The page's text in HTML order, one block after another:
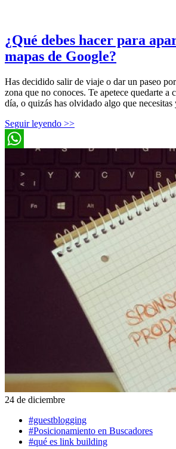
¿Qué debes hacer para
mapas de Google?
Has decidido salir de viaje o dar un paseo
zona que no conoces. Te apetece quedarte a
día, o quizás has olvidado algo que necesitas
Seguir leyendo >>
24 de diciembre
#guestblogging
#Posicionamiento en Buscadores
#qué es link building